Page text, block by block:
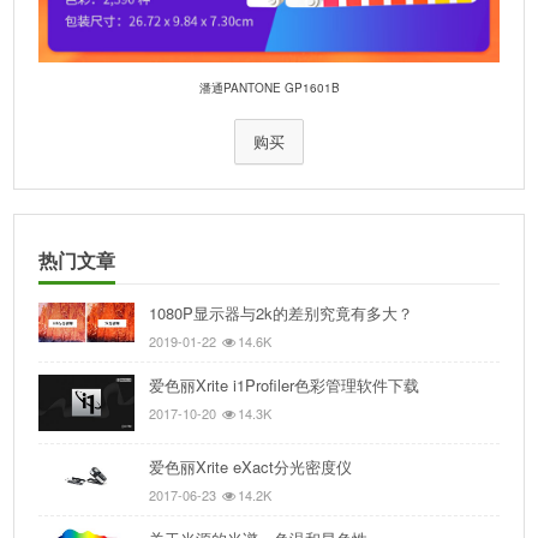
潘通PANTONE GP1601B
购买
热门文章
1080P显示器与2k的差别究竟有多大？
2019-01-22 14.6K
爱色丽Xrite i1Profiler色彩管理软件下载
2017-10-20 14.3K
爱色丽Xrite eXact分光密度仪
2017-06-23 14.2K